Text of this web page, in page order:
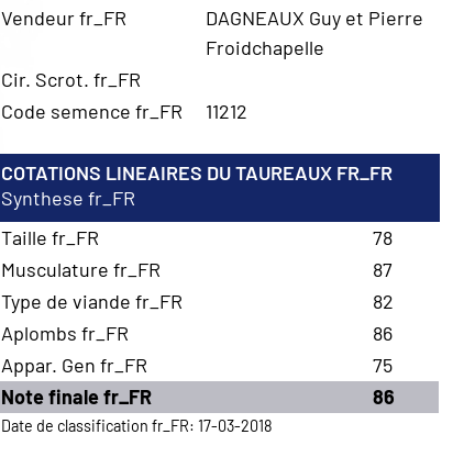
Vendeur fr_FR
DAGNEAUX Guy et Pierre
Froidchapelle
Cir. Scrot. fr_FR
Code semence fr_FR
11212
COTATIONS LINEAIRES DU TAUREAUX FR_FR
Synthese fr_FR
Taille fr_FR
78
Musculature fr_FR
87
Type de viande fr_FR
82
Aplombs fr_FR
86
Appar. Gen fr_FR
75
Note finale fr_FR
86
Date de classification fr_FR: 17-03-2018